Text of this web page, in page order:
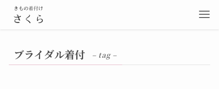
ブライダル着付 – tag –